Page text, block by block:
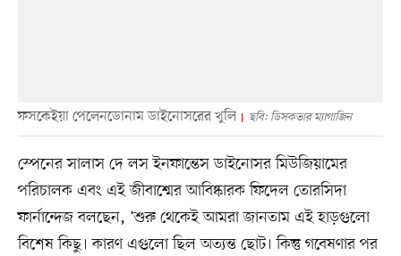
ফসকেইয়া পেলেনডোনাম ডাইনোসরের খুলি ছবি: ডিসকভার ম্যাগাজিন
স্পেনের সালাস দে লস ইনফান্তেস ডাইনোসর মিউজিয়ামের
পরিচালক এবং এই জীবাশ্মের আবিষ্কারক ফিদেল তোরসিদা
ফার্নান্দেজ বলছেন, ‘শুরু থেকেই আমরা জানতাম এই হাড়গুলো
বিশেষ কিছু। কারণ এগুলো ছিল অত্যন্ত ছোট। কিন্তু গবেষণার পর